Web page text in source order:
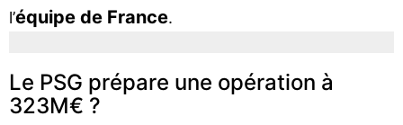
l’équipe de France.
Le PSG prépare une opération à
323M€ ?